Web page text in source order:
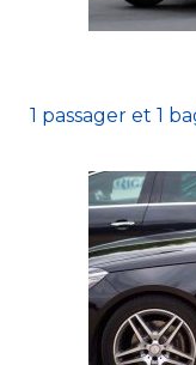
1 passager et 1